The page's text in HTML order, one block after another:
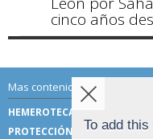
cinco años
Mas contenido de Sahagún
HEMEROTECA
PROTECCIÓN DE DATOS
To add